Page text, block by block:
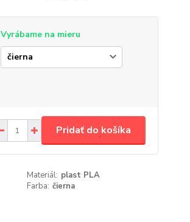
Vyrábame na mieru
Pridať do košíka
Materiál: plast PLA
Farba: čierna